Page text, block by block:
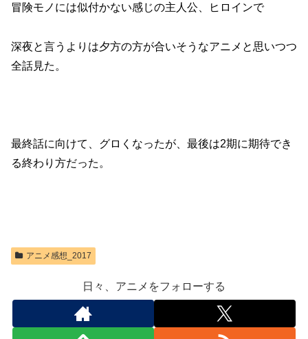
冒険モノには似付かない感じの主人公、ヒロインで
深夜と言うよりは夕方の方が合いそうなアニメと思いつつ
全話見た。
最終話に向けて、グロくなったが、最後は2期に期待でき
る終わり方だった。
アニメ感想_2017
日々、アニメをフォローする